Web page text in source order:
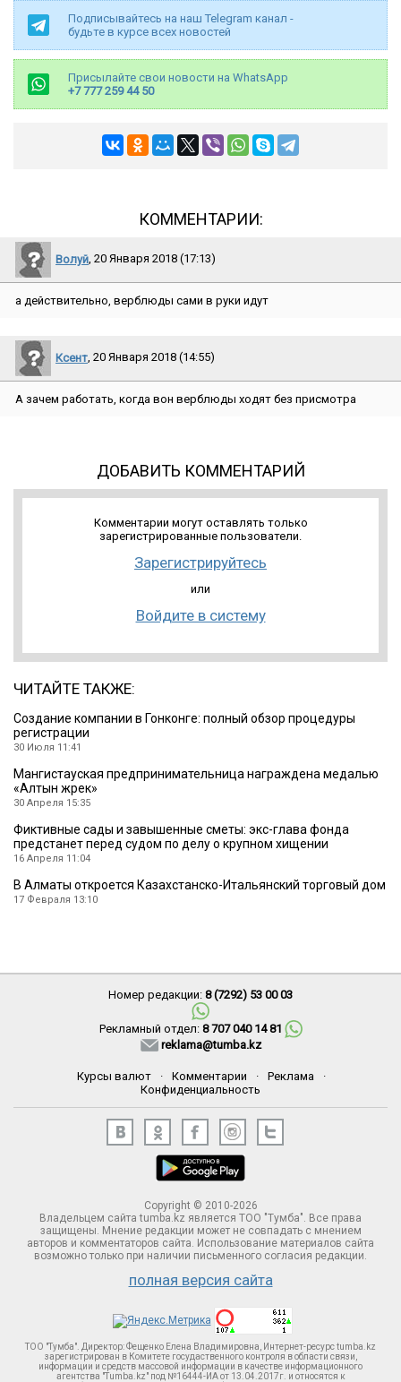
Подписывайтесь на наш Telegram канал -
будьте в курсе всех новостей
Присылайте свои новости на WhatsApp
+7 777 259 44 50
КОММЕНТАРИИ:
Волуй, 20 Января 2018 (17:13)
а действительно, верблюды сами в руки идут
Ксент, 20 Января 2018 (14:55)
А зачем работать, когда вон верблюды ходят без присмотра
ДОБАВИТЬ КОММЕНТАРИЙ
Комментарии могут оставлять только
зарегистрированные пользователи.
Зарегистрируйтесь
или
Войдите в систему
ЧИТАЙТЕ ТАКЖЕ:
Создание компании в Гонконге: полный обзор процедуры
регистрации
30 Июля 11:41
Мангистауская предпринимательница награждена медалью
«Алтын жүрек»
30 Апреля 15:35
Фиктивные сады и завышенные сметы: экс-глава фонда
предстанет перед судом по делу о крупном хищении
16 Апреля 11:04
В Алматы откроется Казахстанско-Итальянский торговый дом
17 Февраля 13:10
Номер редакции: 8 (7292) 53 00 03
Рекламный отдел: 8 707 040 14 81
reklama@tumba.kz
Курсы валют · Комментарии · Реклама
·
Конфиденциальность
Copyright © 2010-2026
Владельцем сайта tumba.kz является ТОО "Тумба". Все права
защищены. Мнение редакции может не совпадать с мнением
авторов и комментаторов сайта. Использование материалов сайта
возможно только при наличии письменного согласия редакции.
полная версия сайта
ТОО "Тумба". Директор: Фещенко Елена Владимировна, Интернет-ресурс tumba.kz
зарегистрирован в Комитете госудаственного контроля в области связи,
информации и средств массовой информации в качестве информационного
агентства "Tumba.kz" под №16444-ИА от 13.04.2017г. и относятся к